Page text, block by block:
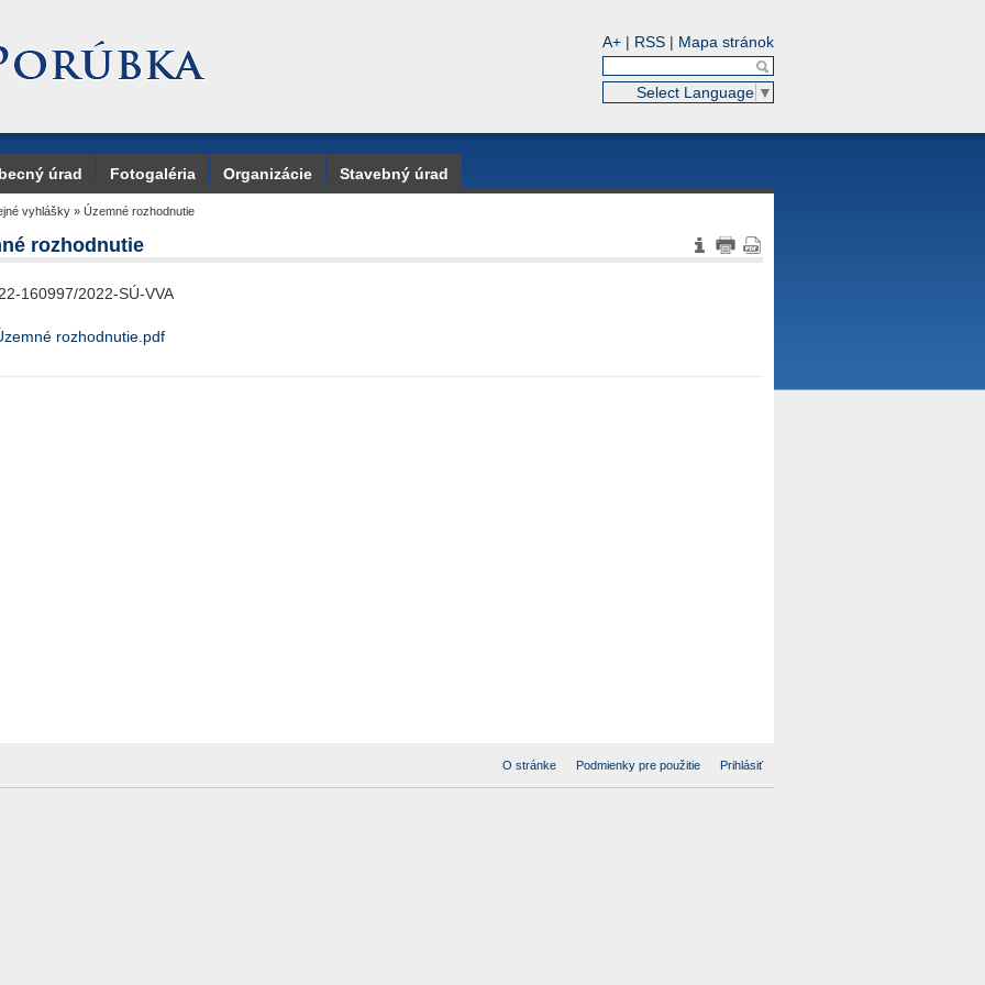
A+ | RSS | Mapa stránok
Select Language ▼
úrad Fotogaléria Organizácie Stavebný úrad
vyhlášky » Územné rozhodnutie
rozhodnutie
160997/2022-SÚ-VVA
rozhodnutie.pdf
O stránke Podmienky pre použitie Prihlásiť